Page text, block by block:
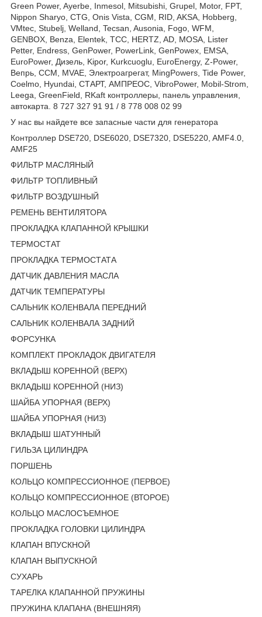
Green Power, Ayerbe, Inmesol, Mitsubishi, Grupel, Motor, FPT,
Nippon Sharyo, CTG, Onis Vista, CGM, RID, AKSA, Hobberg,
VMtec, Stubelj, Welland, Tecsan, Ausonia, Fogo, WFM,
GENBOX, Benza, Elentek, TCC, HERTZ, AD, MOSA, Lister
Petter, Endress, GenPower, PowerLink, GenPowex, EMSA,
EuroPower, Дизель, Kipor, Kurkcuoglu, EuroEnergy, Z-Power,
Вепрь, CCM, MVAE, Электроагрегат, MingPowers, Tide Power,
Coelmo, Hyundai, СТАРТ, АМПРЕОС, VibroPower, Mobil-Strom,
Leega, GreenField, RKaft контроллеры, панель управления,
автокарта. 8 727 327 91 91 / 8 778 008 02 99
У нас вы найдете все запасные части для генератора
Контроллер DSE720, DSE6020, DSE7320, DSE5220, AMF4.0,
AMF25
ФИЛЬТР МАСЛЯНЫЙ
ФИЛЬТР ТОПЛИВНЫЙ
ФИЛЬТР ВОЗДУШНЫЙ
РЕМЕНЬ ВЕНТИЛЯТОРА
ПРОКЛАДКА КЛАПАННОЙ КРЫШКИ
ТЕРМОСТАТ
ПРОКЛАДКА ТЕРМОСТАТА
ДАТЧИК ДАВЛЕНИЯ МАСЛА
ДАТЧИК ТЕМПЕРАТУРЫ
САЛЬНИК КОЛЕНВАЛА ПЕРЕДНИЙ
САЛЬНИК КОЛЕНВАЛА ЗАДНИЙ
ФОРСУНКА
КОМПЛЕКТ ПРОКЛАДОК ДВИГАТЕЛЯ
ВКЛАДЫШ КОРЕННОЙ (ВЕРХ)
ВКЛАДЫШ КОРЕННОЙ (НИЗ)
ШАЙБА УПОРНАЯ (ВЕРХ)
ШАЙБА УПОРНАЯ (НИЗ)
ВКЛАДЫШ ШАТУННЫЙ
ГИЛЬЗА ЦИЛИНДРА
ПОРШЕНЬ
КОЛЬЦО КОМПРЕССИОННОЕ (ПЕРВОЕ)
КОЛЬЦО КОМПРЕССИОННОЕ (ВТОРОЕ)
КОЛЬЦО МАСЛОСЪЕМНОЕ
ПРОКЛАДКА ГОЛОВКИ ЦИЛИНДРА
КЛАПАН ВПУСКНОЙ
КЛАПАН ВЫПУСКНОЙ
СУХАРЬ
ТАРЕЛКА КЛАПАННОЙ ПРУЖИНЫ
ПРУЖИНА КЛАПАНА (ВНЕШНЯЯ)